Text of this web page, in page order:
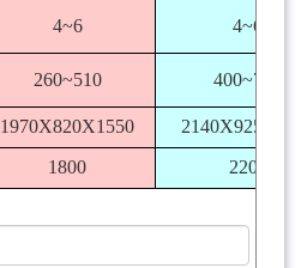
4~6
4~6
260~510 400~780
1970X820X1550
1800 2200